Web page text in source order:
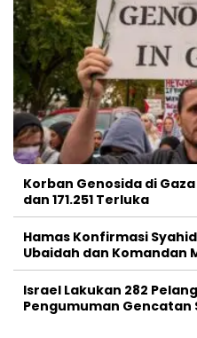
Korban Genosida di
dan 171.251 Terluka
Hamas Konfirmasi
Ubaidah dan Komandan
Israel Lakukan 282
Pengumuman Gencatan